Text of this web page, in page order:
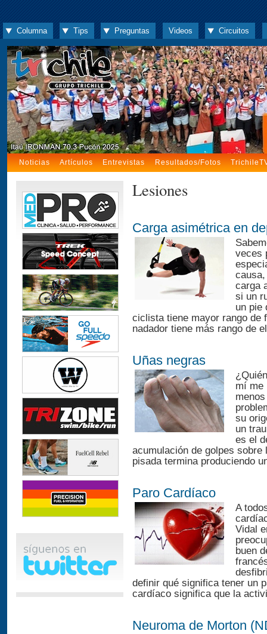
Columna Tips Preguntas Videos Circuitos
Noticias Artículos Entrevistas Resultados/Fotos
Lesiones
Carga asimétrica en
veces
carga
si un
un pie
ciclista tiene mayor rango de
nadador tiene más rango de
Uñas negras
mí me
su
un
es el
acumulación de golpes
pisada termina produciendo
Paro Cardíaco
A
Vidal
buen
definir qué significa tener un
cardíaco significa que la
Neuroma de Morton